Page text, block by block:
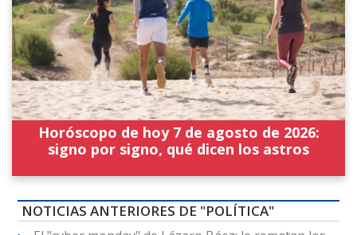
Horóscopo de hoy 7 de agosto de 2026:
signo por signo, qué dicen los astros
NOTICIAS ANTERIORES DE "POLÍTICA"